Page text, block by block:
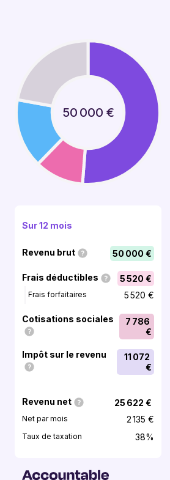
50 000 €
Sur 12 mois
Revenu brut 50 000 €
Frais déductibles 5 520 €
Frais forfaitaires 5 520 €
Cotisations sociales
7 786
€
Impôt sur le revenu
11 072
€
Revenu net 25 622 €
Net par mois 2 135 €
Taux de taxation 38%